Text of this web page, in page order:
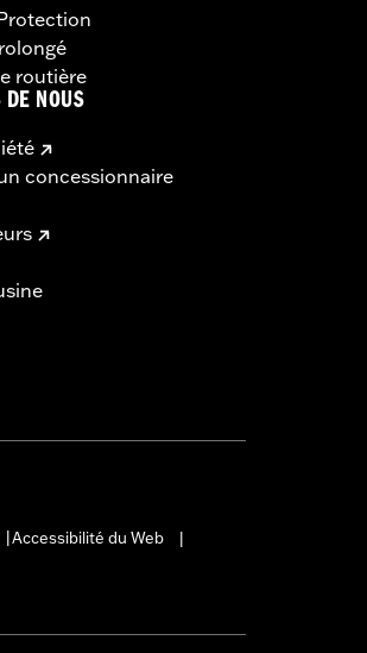
routière
DE NOUS
concessionnaire
Accessibilité du Web